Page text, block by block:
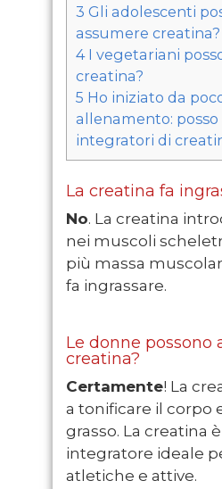
3 Gli adolescenti
assumere creatina?
4I vegetariani
creatina?
5 Ho iniziato da
allenamento:
integratori di
La creatina fa
No. La creatina
nei muscoli
più massa
fa ingrassare.
Le donne possono
creatina?
Certamente! La
a tonificare il corpo
grasso. La creatina
integratore ideale
atletiche e attive.